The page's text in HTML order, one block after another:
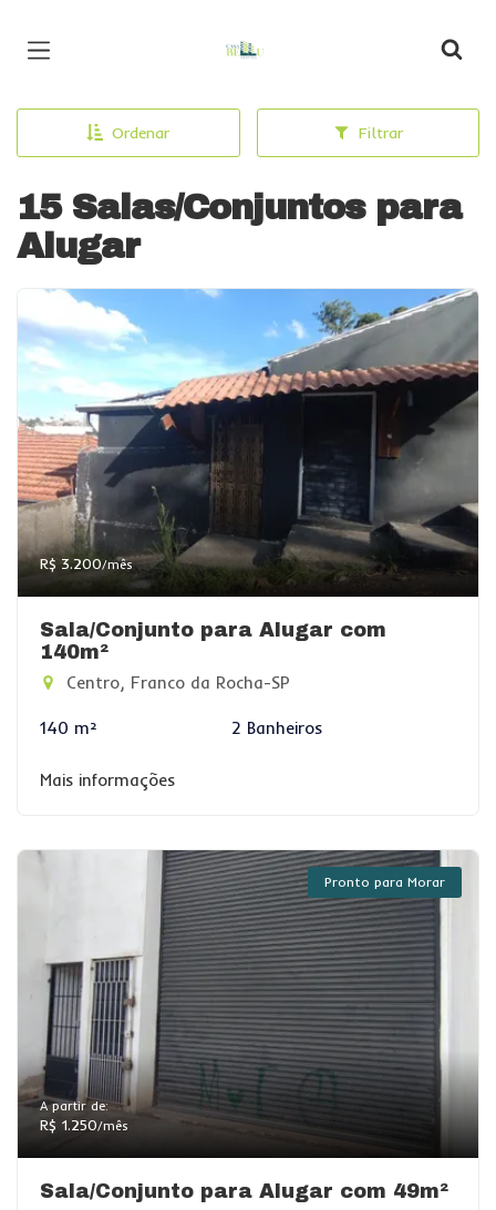
Ordenar Filtrar
15 Salas/Conjuntos para
Alugar
R$ 3.200/mês
Sala/Conjunto para Alugar com
140m²
Centro, Franco da Rocha-SP
140 m² 2 Banheiros
Mais informações
Pronto para Morar
A partir de:
R$ 1.250/mês
Sala/Conjunto para Alugar com 49m²